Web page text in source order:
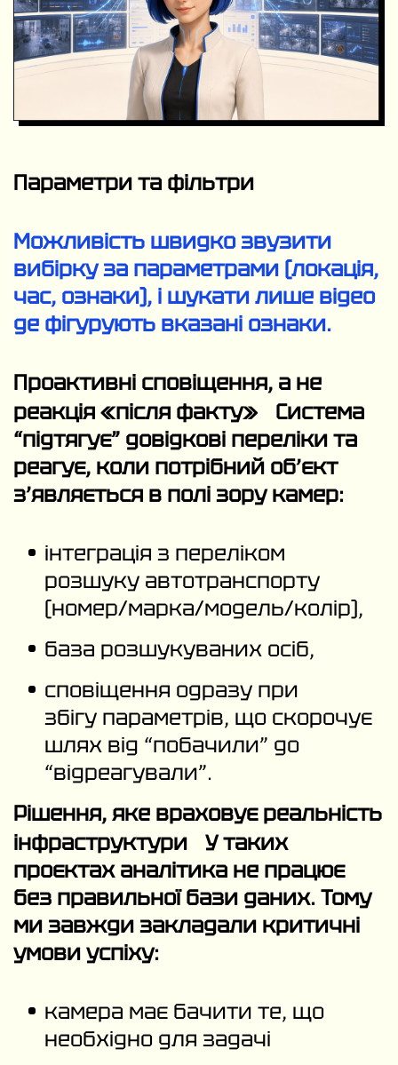
Параметри та фільтри
Можливість швидко звузити
вибірку за параметрами (локація,
час, ознаки), і шукати лише відео
де фігурують вказані ознаки.
Проактивні сповіщення, а не
реакція «після факту» Система
“підтягує” довідкові переліки та
реагує, коли потрібний об’єкт
з’являється в полі зору камер:
інтеграція з переліком
розшуку автотранспорту
(номер/марка/модель/колір),
база розшукуваних осіб,
сповіщення одразу при
збігу параметрів, що скорочує
шлях від “побачили” до
“відреагували”.
Рішення, яке враховує реальність
інфраструктури У таких
проєктах аналітика не працює
без правильної бази даних. Тому
ми завжди закладали критичні
умови успіху:
камера має бачити те, що
необхідно для задачі